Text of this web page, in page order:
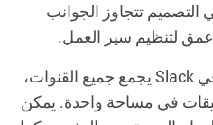
التصميم تتجاوز الجوانب
لتنظيم سير العمل.
عرض “الصفحة الرئيسية” في Slack يجمع جميع القنوات،
في مساحة واحدة. يمكن